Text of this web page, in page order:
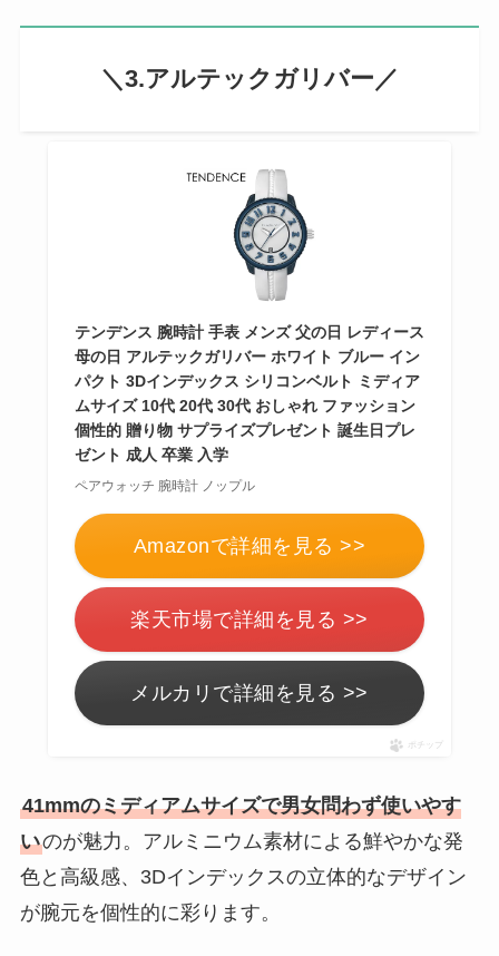
＼3.アルテックガリバー／
テンデンス 腕時計 手表 メンズ 父の日 レディース
母の日 アルテックガリバー ホワイト ブルー イン
パクト 3Dインデックス シリコンベルト ミディア
ムサイズ 10代 20代 30代 おしゃれ ファッション
個性的 贈り物 サプライズプレゼント 誕生日プレ
ゼント 成人 卒業 入学
ペアウォッチ 腕時計 ノップル
Amazonで詳細を見る >>
楽天市場で詳細を見る >>
メルカリで詳細を見る >>
ポチップ
41mmのミディアムサイズで男女問わず使いやす
いのが魅力。アルミニウム素材による鮮やかな発
色と高級感、3Dインデックスの立体的なデザイン
が腕元を個性的に彩ります。